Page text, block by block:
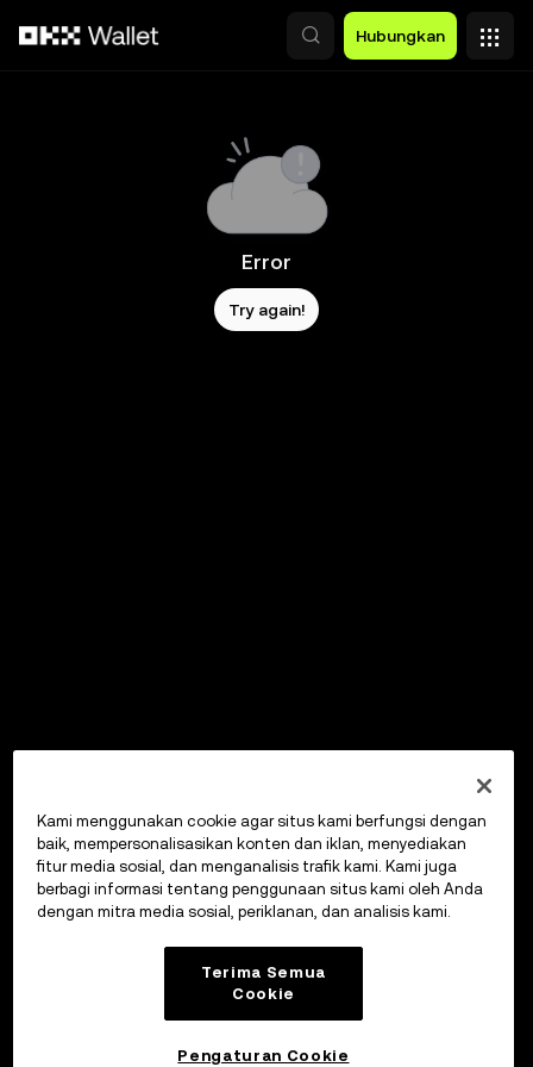
Hubungkan
Error
Try again!
Kami menggunakan cookie agar situs kami berfungsi dengan
baik, mempersonalisasikan konten dan iklan, menyediakan
fitur media sosial, dan menganalisis trafik kami. Kami juga
berbagi informasi tentang penggunaan situs kami oleh Anda
dengan mitra media sosial, periklanan, dan analisis kami.
Terima Semua
Cookie
Pengaturan Cookie